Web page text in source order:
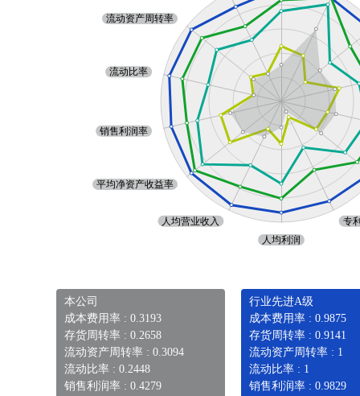
本公司
成本费用率 : 0.3193
存货周转率 : 0.2658
流动资产周转率 : 0.3094
流动比率 : 0.2448
销售利润率 : 0.4279
行业先进A级
成本费用率 : 0.9875
存货周转率 : 0.9141
流动资产周转率 : 1
流动比率 : 1
销售利润率 : 0.9829